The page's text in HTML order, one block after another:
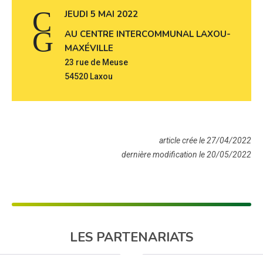
JEUDI 5 MAI 2022
AU CENTRE INTERCOMMUNAL LAXOU-
MAXÉVILLE
23 rue de Meuse
54520 Laxou
article crée le 27/04/2022
dernière modification le 20/05/2022
LES PARTENARIATS